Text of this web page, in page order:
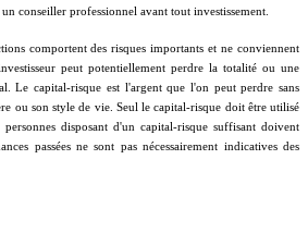
conseiller professionnel avant tout investissement.
comportent des risques importants et ne conviennent
peut potentiellement perdre la totalité ou une
Le capital-risque est l'argent que l'on peut perdre sans
ou son style de vie. Seul le capital-risque doit être utilisé
disposant d'un capital-risque suffisant doivent
passées ne sont pas nécessairement indicatives des